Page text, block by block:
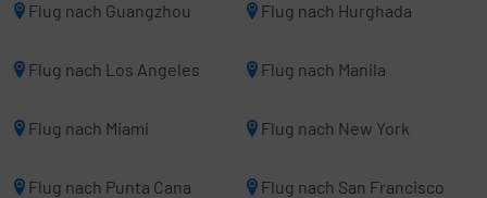
Flug nach Guangzhou Flug nach Hurghada
Flug nach Los Angeles Flug nach Manila
Flug nach Miami Flug nach New York
Flug nach Punta Cana Flug nach San Francisco